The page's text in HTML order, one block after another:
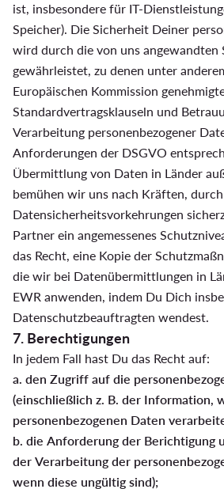
ist, insbesondere für IT-
Speicher). Die Sicherheit Deiner
wird durch die von uns angewandten
gewährleistet, zu denen unter
Europäischen Kommission
Standardvertragsklauseln und
Verarbeitung personenbezogener
Anforderungen der DSGVO
Übermittlung von Daten in Länder
bemühen wir uns nach Kräften,
Datensicherheitsvorkehrungen
Partner ein angemessenes
das Recht, eine Kopie der
die wir bei Datenübermittlungen in
EWR anwenden, indem Du Dich
Datenschutzbeauftragten wendest.
7. Berechtigungen
In jedem Fall hast Du das Recht auf:
a. den Zugriff auf die
(einschließlich z. B. der Information,
personenbezogenen Daten
b. die Anforderung der Berichtigung
der Verarbeitung der
wenn diese ungültig sind);